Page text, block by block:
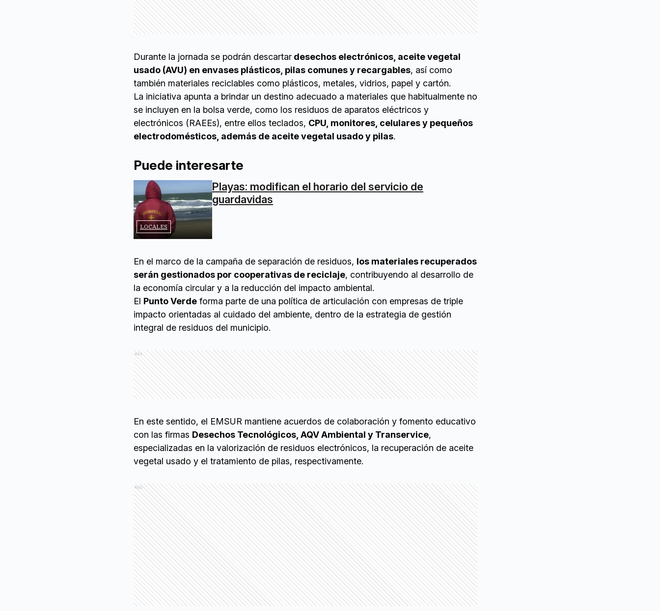
Durante la jornada se podrán descartar desechos electrónicos, aceite vegetal
usado (AVU) en envases plásticos, pilas comunes y recargables, así como
también materiales reciclables como plásticos, metales, vidrios, papel y cartón.
La iniciativa apunta a brindar un destino adecuado a materiales que habitualmente no
se incluyen en la bolsa verde, como los residuos de aparatos eléctricos y
electrónicos (RAEEs), entre ellos teclados, CPU, monitores, celulares y pequeños
electrodomésticos, además de aceite vegetal usado y pilas.
Puede interesarte
LOCALES
Playas: modifican el horario del servicio de
guardavidas
En el marco de la campaña de separación de residuos, los materiales recuperados
serán gestionados por cooperativas de reciclaje, contribuyendo al desarrollo de
la economía circular y a la reducción del impacto ambiental.
El Punto Verde forma parte de una política de articulación con empresas de triple
impacto orientadas al cuidado del ambiente, dentro de la estrategia de gestión
integral de residuos del municipio.
Ads
En este sentido, el EMSUR mantiene acuerdos de colaboración y fomento educativo
con las firmas Desechos Tecnológicos, AQV Ambiental y Transervice,
especializadas en la valorización de residuos electrónicos, la recuperación de aceite
vegetal usado y el tratamiento de pilas, respectivamente.
Ads